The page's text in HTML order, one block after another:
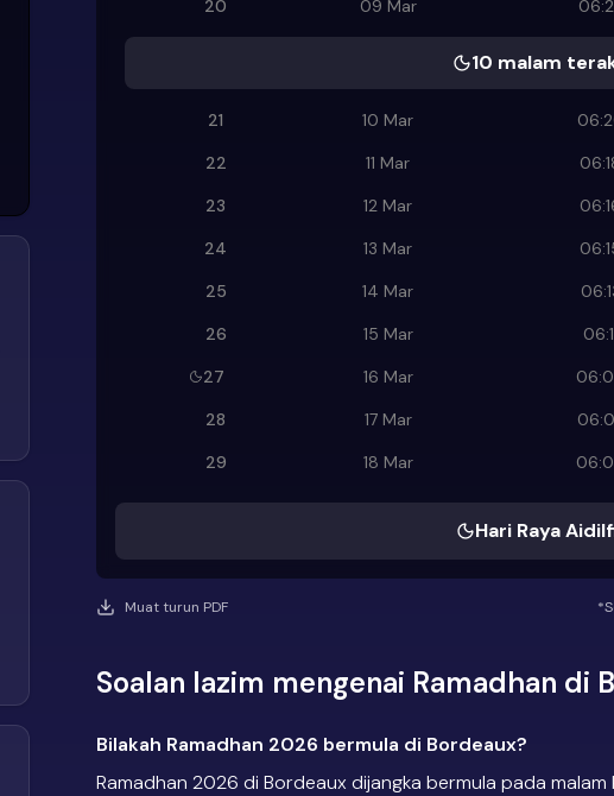
20
09 Mar
10 malam
21 10 Mar
22
11 Mar
23
12 Mar
24
13 Mar
25
14 Mar
26
15 Mar
27
16 Mar
28
17 Mar
29
18 Mar
Hari Raya
Muat turun PDF
Soalan lazim mengenai Ramadhan di
Bilakah Ramadhan 2026 bermula di Bordeaux?
Ramadhan 2026 di Bordeaux dijangka bermula pada malam